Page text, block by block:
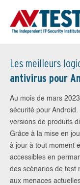
Les meilleurs
antivirus pour
Au mois de mars
sécurité pour
versions de produits
Grâce à la mise en
à jour à tout moment
accessibles en
des scénarios de test
aux menaces